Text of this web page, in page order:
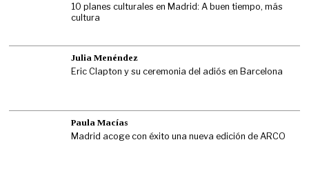
10 planes culturales en Madrid: A buen tiempo, más
cultura
Julia Menéndez
Eric Clapton y su ceremonia del adiós en Barcelona
Paula Macías
Madrid acoge con éxito una nueva edición de ARCO